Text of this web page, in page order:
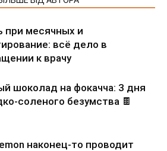
при месячных и
всё дело в
к врачу
шоколад на фокачча: 3 дня
соленого безумства 🍫
наконец-то проводит